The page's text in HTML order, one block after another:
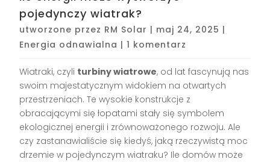
pojedynczy wiatrak?
utworzone przez RM Solar | maj 24, 2025 |
Energia odnawialna |1 komentarz
Wiatraki, czyli turbiny wiatrowe, od lat fascynują nas
swoim majestatycznym widokiem na otwartych
przestrzeniach. Te wysokie konstrukcje z
obracającymi się łopatami stały się symbolem
ekologicznej energii i zrównoważonego rozwoju. Ale
czy zastanawialiście się kiedyś, jaką rzeczywistą moc
drzemie w pojedynczym wiatraku? Ile domów może